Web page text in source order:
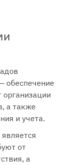
обеспечение
организации
а также
и учета.
от
а